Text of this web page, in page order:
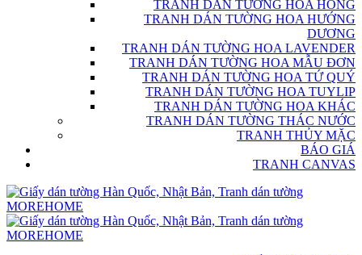
TRANH DÁN TƯỜNG HOA HỒNG
TRANH DÁN TƯỜNG HOA HƯỚNG
DƯƠNG
TRANH DÁN TƯỜNG HOA LAVENDER
TRANH DÁN TƯỜNG HOA MẪU ĐƠN
TRANH DÁN TƯỜNG HOA TỨ QUÝ
TRANH DÁN TƯỜNG HOA TUYLIP
TRANH DÁN TƯỜNG HOA KHÁC
TRANH DÁN TƯỜNG THÁC NƯỚC
TRANH THỦY MẶC
BÁO GIÁ
TRANH CANVAS